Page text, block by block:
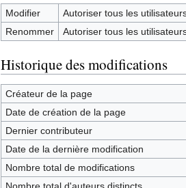
Modifier
Autoriser tous les
Renommer
Autoriser tous les
Historique des modifications
Créateur de la page
Date de création de la page
Dernier contributeur
Date de la dernière modification
Nombre total de modifications